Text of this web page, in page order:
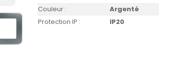
Couleur :
Argenté
Protection IP :
IP20